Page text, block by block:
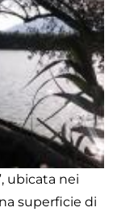
ubicata nei
superficie di